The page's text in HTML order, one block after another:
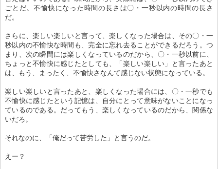
ごとだ。不愉快になった時間の長さは〇・一秒以内の時間の長さ
だ。
さらに、楽しい楽しいと言って、楽しくなった場合は、その〇・一
秒以内の不愉快な時間も、完全に忘れ去ることができるだろう。つ
まり、次の瞬間には楽しくなっているのだから、〇・一秒以前に、
ちょっと不愉快に感じたとしても、「楽しい楽しい」と言ったあと
は、もう、まったく、不愉快さなんて感じない状態になっている。
楽しい楽しいと言ったあと、楽しくなった場合には、〇・一秒でも
不愉快に感じたという記憶は、自分にとって意味がないことになっ
ているのである。だってもう、楽しくなっているのだから、関係な
いだろ。
それなのに、「俺だって苦労した」と言うのだ。
えー？